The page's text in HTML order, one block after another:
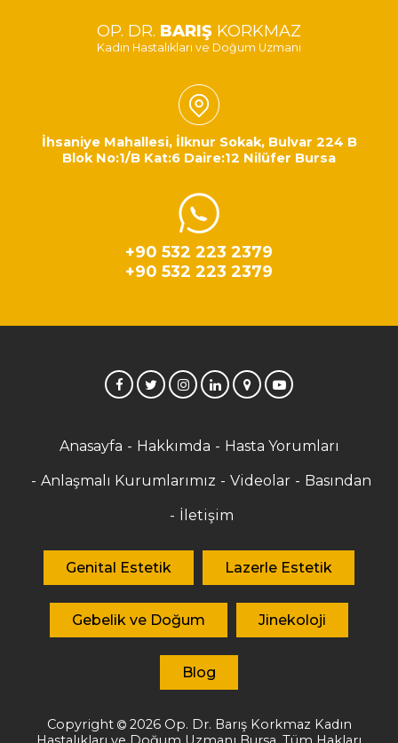
OP. DR. BARIŞ KORKMAZ
Kadın Hastalıkları ve Doğum Uzmanı
İhsaniye Mahallesi, İlknur Sokak, Bulvar 224 B
Blok No:1/B Kat:6 Daire:12 Nilüfer Bursa
+90 532 223 2379
+90 532 223 2379
Anasayfa Hakkımda Hasta Yorumları
Anlaşmalı Kurumlarımız Videolar Basından
İletişim
Genital Estetik Lazerle Estetik
Gebelik ve Doğum Jinekoloji
Blog
Copyright 2026 Op. Dr. Barış Korkmaz Kadın